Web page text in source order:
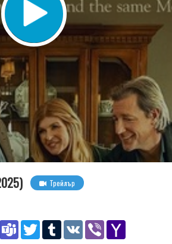
Трейлър
LinkedIn Teams Twitter Tumblr VK Viber